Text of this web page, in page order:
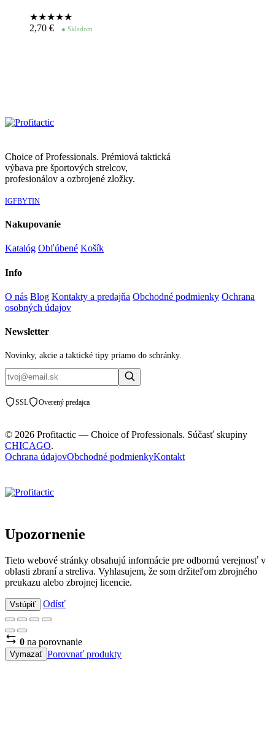
★★★★★
2,70 € ● Skladom
Choice of Professionals. Prémiová taktická
výbava pre športových strelcov,
profesionálov a ozbrojené zložky.
IGFBYTIN
Nakupovanie
Katalóg Obľúbené Košík
Info
O nás Blog Kontakty a predajňa Obchodné podmienky Ochrana
osobných údajov
Newsletter
Novinky, akcie a taktické tipy priamo do schránky.
SSL Overený predajca
© 2026 Profitactic — Choice of Professionals. Súčasť skupiny
CHICAGO.
Ochrana údajovObchodné podmienkyKontakt
Upozornenie
Tieto webové stránky obsahujú informácie pre odbornú verejnosť v
oblasti zbraní a streliva. Vyhlasujem, že som držiteľom zbrojného
preukazu alebo zbrojnej licencie.
Vstúpiť Odísť
0 na porovnanie
Vymazať Porovnať produkty